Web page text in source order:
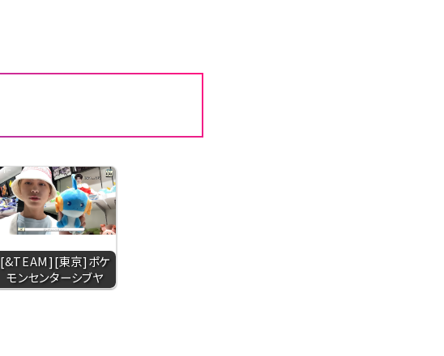
[&TEAM][東京]ポケ
モンセンターシブヤ